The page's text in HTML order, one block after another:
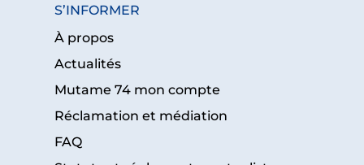
S’INFORMER
À propos
Actualités
Mutame 74 mon compte
Réclamation et médiation
FAQ